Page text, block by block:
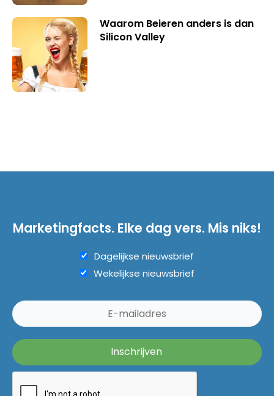
Waarom Beieren anders is dan
Silicon Valley
Marketingfacts. Elke dag vers. Mis niks!
Dagelijkse nieuwsbrief
Wekelijkse nieuwsbrief